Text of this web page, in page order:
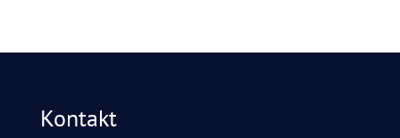
Kontakt